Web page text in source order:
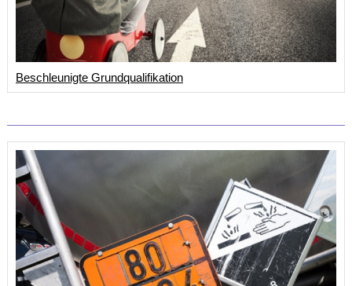
Beschleunigte Grundqualifikation